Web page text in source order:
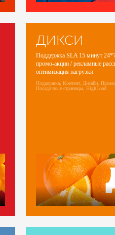
ДИКСИ
Поддержка SLA 15 минут
промо-акции / рекламные
оптимизация нагрузки
Поддержка, Контент, Дизайн,
Посадочные страницы, HighLoad